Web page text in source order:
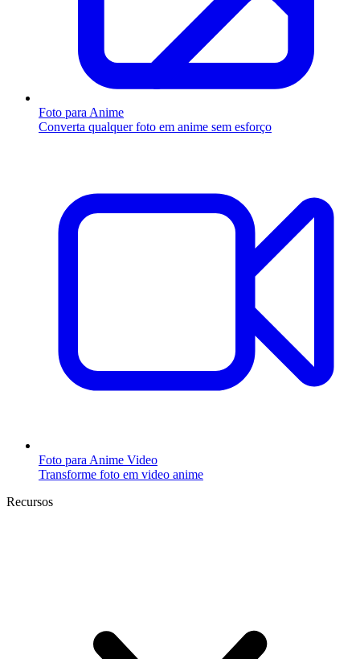
Foto para Anime
Converta qualquer foto em anime sem esforço
Foto para Anime Video
Transforme foto em video anime
Recursos